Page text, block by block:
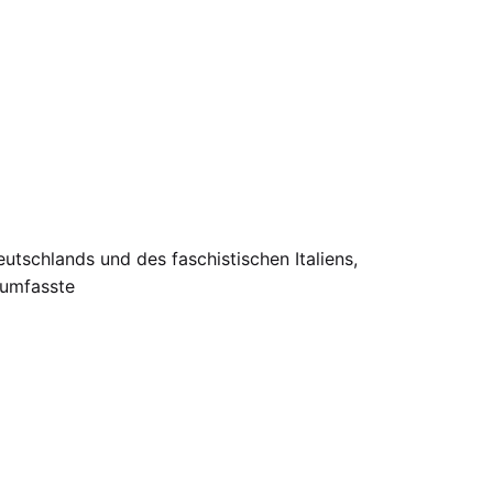
und des faschistischen Italiens,